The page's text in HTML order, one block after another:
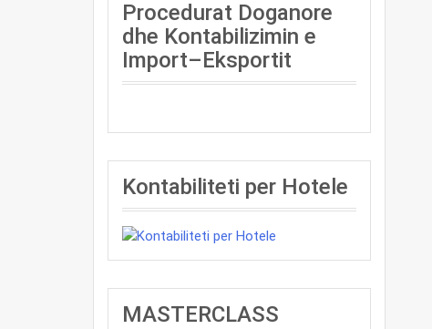
Procedurat Doganore
dhe Kontabilizimin e
Import–Eksportit
Kontabiliteti per Hotele
MASTERCLASS